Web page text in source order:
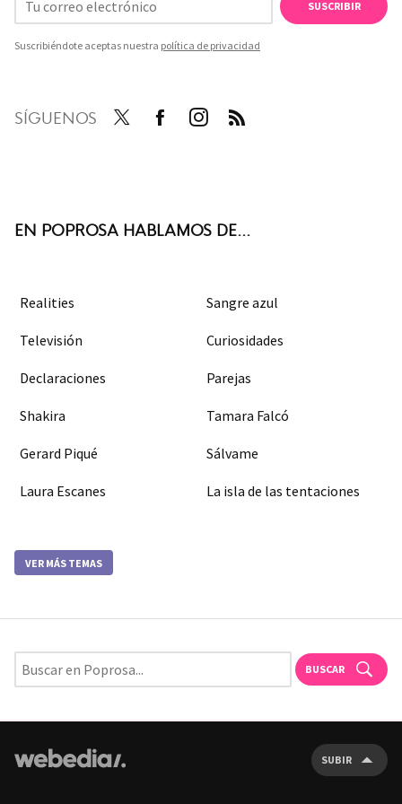
SUSCRIBIR
Suscribiéndote aceptas nuestra política de privacidad
SÍGUENOS
EN POPROSA HABLAMOS DE...
Realities Sangre azul
Televisión Curiosidades
Declaraciones Parejas
Shakira Tamara Falcó
Gerard Piqué Sálvame
Laura Escanes La isla de las tentaciones
VER MÁS TEMAS
BUSCAR
SUBIR